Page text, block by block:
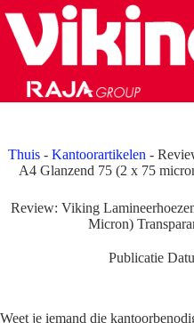
naar
inhoud
Thuis- Kantoorartikelen -
A4 Glanzend 75 (2 x 75
Review: Viking
Micron)
Publicatie
Weet je iemand die